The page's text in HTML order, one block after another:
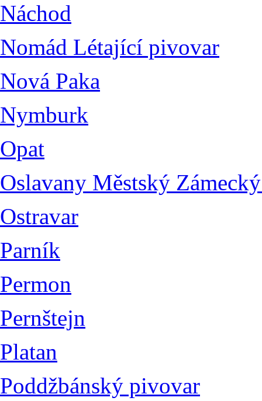
Náchod
Nomád Létající pivovar
Nová Paka
Nymburk
Opat
Oslavany Městský
Ostravar
Parník
Permon
Pernštejn
Platan
Poddžbánský pivovar